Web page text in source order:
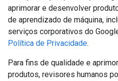
aprimorar e desenvolver
de aprendizado de máquina,
serviços corporativos do
Política de Privacidade.
Para fins de qualidade e
produtos, revisores humanos